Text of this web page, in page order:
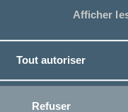
Afficher
Tout autoriser
Refuser